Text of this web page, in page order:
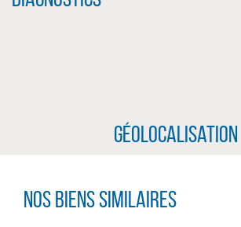
Géolocalisation
Nos biens similaires